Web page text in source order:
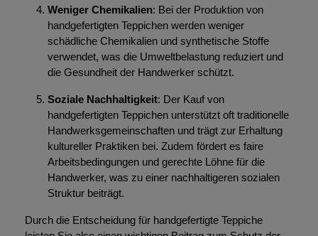
Weniger Chemikalien: Bei der Produktion von
handgefertigten Teppichen werden weniger
schädliche Chemikalien und synthetische Stoffe
verwendet, was die Umweltbelastung reduziert und
die Gesundheit der Handwerker schützt.
Soziale Nachhaltigkeit: Der Kauf von
handgefertigten Teppichen unterstützt oft traditionelle
Handwerksgemeinschaften und trägt zur Erhaltung
kultureller Praktiken bei. Zudem fördert es faire
Arbeitsbedingungen und gerechte Löhne für die
Handwerker, was zu einer nachhaltigeren sozialen
Struktur beiträgt.
Durch die Entscheidung für handgefertigte Teppiche